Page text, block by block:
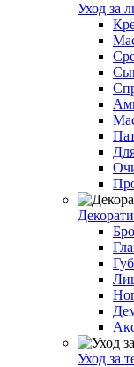
Уход за
Уход за